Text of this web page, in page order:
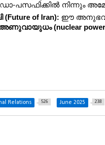
പസഫിക്കിൽ നിന്നും
(Future of Iran): ഈ
(nuclear
Relations 526 June 2025 238